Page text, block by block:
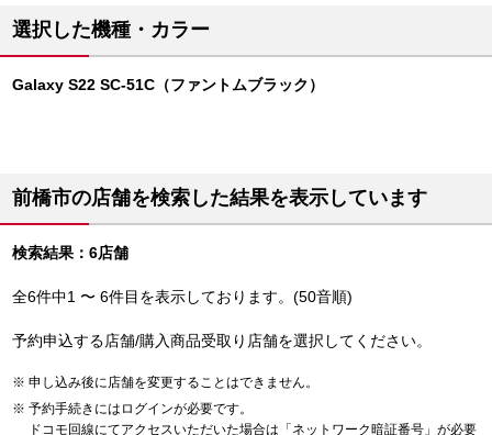
選択した機種・カラー
Galaxy S22 SC-51C（ファントムブラック）
前橋市の店舗を検索した結果を表示しています
検索結果：6店舗
全6件中1 〜 6件目を表示しております。(50音順)
予約申込する店舗/購入商品受取り店舗を選択してください。
申し込み後に店舗を変更することはできません。
予約手続きにはログインが必要です。
ドコモ回線にてアクセスいただいた場合は「ネットワーク暗証番号」が必要